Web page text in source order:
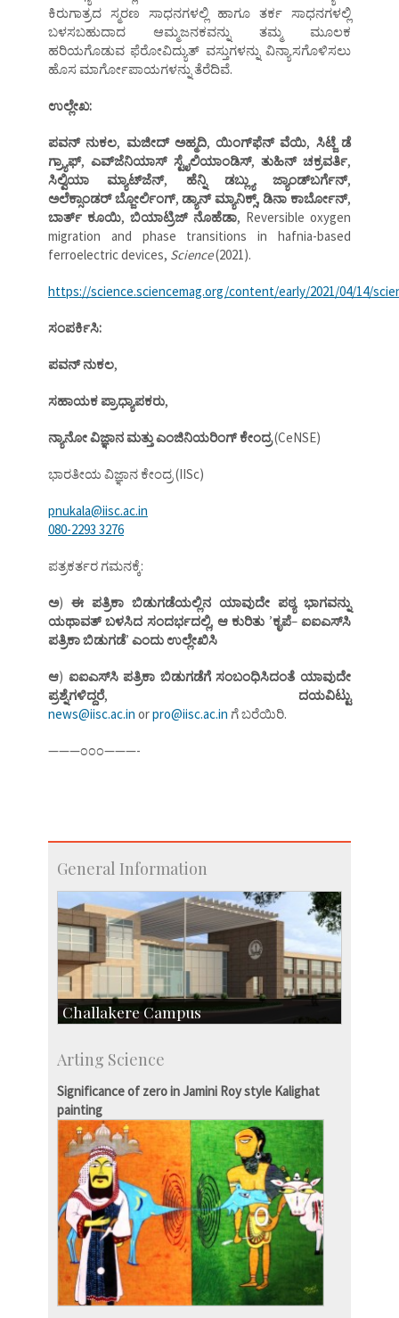
ಕಿರುಗಾತ್ರದ ಸ್ಮರಣ ಸಾಧನಗಳಲ್ಲಿ ಹಾಗೂ ತರ್ಕ ಸಾಧನಗಳಲ್ಲಿ
ಬಳಸಬಹುದಾದ ಆಮ್ಮಜನಕವನ್ನು ತಮ್ಮ ಮೂಲಕ
ಹರಿಯಗೊಡುವ ಫೆರೋವಿದ್ಯುತ್‌ ವಸ್ತುಗಳನ್ನು ವಿನ್ಯಾಸಗೊಳಿಸಲು
ಹೊಸ ಮಾರ್ಗೋಪಾಯಗಳನ್ನು ತೆರೆದಿವೆ.
ಉಲ್ಲೇಖ:
ಪವನ್‌ ನುಕಲ, ಮಜೀದ್‌ ಅಹ್ಮದಿ,ಯಿಂಗ್‌ಫೆನ್‌ ವೆಯಿ, ಸಿಟ್ಜೆ ಡೆ
ಗ್ರ್ಯಾಫ್‌,ಎವ್‌ಜೆನಿಯಾಸ್‌ ಸ್ಟೈಲಿಯಾಂಡಿಸ್‌, ತುಹಿನ್‌ ಚಕ್ರವರ್ತಿ,
ಸಿಲ್ವಿಯಾ ಮ್ಯಾಟ್‌ಜೆನ್‌, ಹೆನ್ನಿ ಡಬ್ಲ್ಯು ಜ್ಯಾಂಡ್‌ಬರ್ಗೆನ್‌,
ಅಲೆಕ್ಸಾಂಡರ್‌ ಬ್ಜೋರ್ಲಿಂಗ್‌,ಡ್ಯಾನ್‌ ಮ್ಯಾನಿಕ್ಸ್‌,ಡಿನಾ ಕಾರ್ಬೋನ್‌,
ಬಾರ್ತ್‌ ಕೂಯಿ, ಬಿಯಾಟ್ರಿಜ್‌ ನೊಹೆಡಾ, Reversible oxygen
migration and phase transitions in hafnia-based
ferroelectric devices, Science(2021).
https://science.sciencemag.org/content/early/2021/04/14/
ಸಂಪರ್ಕಿಸಿ:
ಪವನ್‌ ನುಕಲ,
ಸಹಾಯಕ ಪ್ರಾಧ್ಯಾಪಕರು,
ನ್ಯಾನೋ ವಿಜ್ಞಾನ ಮತ್ತು ಎಂಜಿನಿಯರಿಂಗ್‌ ಕೇಂದ್ರ(CeNSE)
ಭಾರತೀಯ ವಿಜ್ಞಾನ ಕೇಂದ್ರ (IISc)
pnukala@iisc.ac.in
080-2293 3276
ಪತ್ರಕರ್ತರ ಗಮನಕ್ಕೆ:
ಅ) ಈ ಪತ್ರಿಕಾ ಬಿಡುಗಡೆಯಲ್ಲಿನ ಯಾವುದೇ ಪಠ್ಯ ಭಾಗವನ್ನು
ಯಥಾವತ್‌ ಬಳಸಿದ ಸಂದರ್ಭದಲ್ಲಿ,ಆ ಕುರಿತು ʼಕೃಪೆ– ಐಐಎಸ್‌ಸಿ
ಪತ್ರಿಕಾ ಬಿಡುಗಡೆʼ ಎಂದು ಉಲ್ಲೇಖಿಸಿ
ಆ) ಐಐಎಸ್‌ಸಿ ಪತ್ರಿಕಾ ಬಿಡುಗಡೆಗೆ ಸಂಬಂಧಿಸಿದಂತೆ ಯಾವುದೇ
ಪ್ರಶ್ನೆಗಳಿದ್ದರೆ, ದಯವಿಟ್ಟು
news@iisc.ac.in orpro@iisc.ac.in ಗೆ ಬರೆಯಿರಿ.
———೦೦೦———-
General Information
Challakere Campus
Talent Development Centre
Campus Development
Arting Science
Significance of zero in Jamini Roy style Kalighat
painting